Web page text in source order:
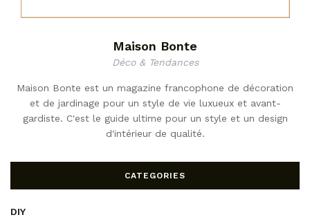
Maison Bonte
Déco & Tendances
Maison Bonte est un magazine francophone de décoration
et de jardinage pour un style de vie luxueux et avant-
gardiste. C'est le guide ultime pour un style et un design
d'intérieur de qualité.
CATEGORIES
DIY